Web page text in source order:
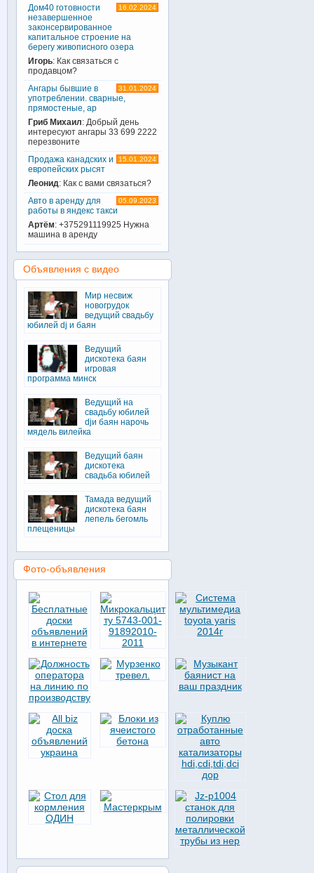
16.02.2024
Дом40 готовности
незавершенное
законсервированное
капитальное строение на
берегу живописного озера
Игорь: Как связаться с
продавцом?
31.01.2024
Ангары бывшие в
употреблении. сварные,
прямостеные, ар
Гриб Михаил: Добрый день
интересуют ангары 33 699 2222
перезвоните
15.01.2024
Продажа канадских и
европейских рысят
Леонид: Как с вами связаться?
05.09.2023
Авто в аренду для
работы в яндекс такси
Артём: +375291119925 Нужна
машина в аренду
Объявления с видео
Мир несвиж
новогрудок
ведущий свадьбу
юбилей dj и баян
Ведущий
дискотека баян
игровая
программа минск
Ведущий на
свадьбу юбилей
djи баян нарочь
мядель вилейка
Ведущий баян
дискотека
свадьба юбилей
Тамада ведущий
дискотека баян
лепель бегомль
плещеницы
Фото-объявления